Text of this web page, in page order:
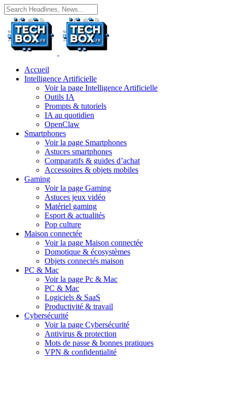
Accueil
Intelligence Artificielle
Voir la page Intelligence Artificielle
Outils IA
Prompts & tutoriels
IA au quotidien
OpenClaw
Smartphones
Voir la page Smartphones
Astuces smartphones
Comparatifs & guides d’achat
Accessoires & objets mobiles
Gaming
Voir la page Gaming
Astuces jeux vidéo
Matériel gaming
Esport & actualités
Pop culture
Maison connectée
Voir la page Maison connectée
Domotique & écosystèmes
Objets connectés maison
PC & Mac
Voir la page Pc & Mac
PC & Mac
Logiciels & SaaS
Productivité & travail
Cybersécurité
Voir la page Cybersécurité
Antivirus & protection
Mots de passe & bonnes pratiques
VPN & confidentialité